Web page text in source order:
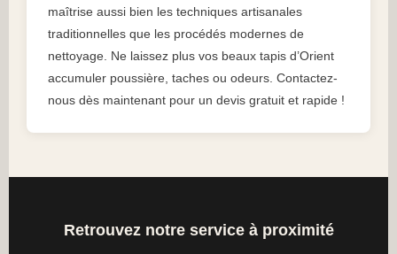
maîtrise aussi bien les techniques artisanales
traditionnelles que les procédés modernes de
nettoyage. Ne laissez plus vos beaux tapis d’Orient
accumuler poussière, taches ou odeurs. Contactez-
nous dès maintenant pour un devis gratuit et rapide !
Retrouvez notre service à proximité